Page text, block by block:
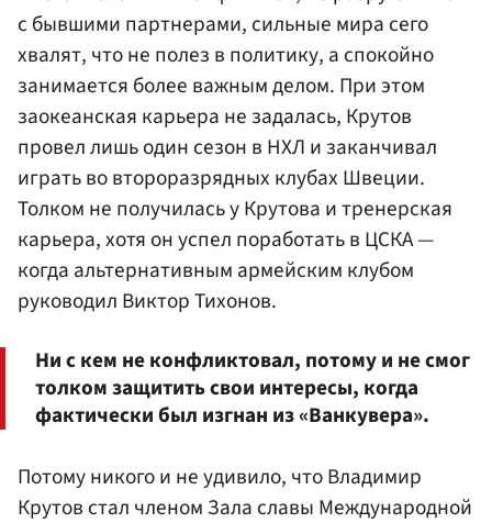
с бывшими партнерами, сильные мира сего
хвалят, что не полез в политику, а спокойно
занимается более важным делом. При этом
заокеанская карьера не задалась, Крутов
провел лишь один сезон в НХЛ и заканчивал
играть во второразрядных клубах Швеции.
Толком не получилась у Крутова и тренерская
карьера, хотя он успел поработать в ЦСКА —
когда альтернативным армейским клубом
руководил Виктор Тихонов.
Ни с кем не конфликтовал, потому и не смог
толком защитить свои интересы, когда
фактически был изгнан из «Ванкувера».
Потому никого и не удивило, что Владимир
Крутов стал членом Зала славы Международной